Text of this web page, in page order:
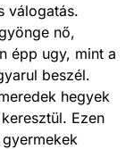
válogatás.
nő,
épp ugy, mint a
beszél.
hegyek
Ezen